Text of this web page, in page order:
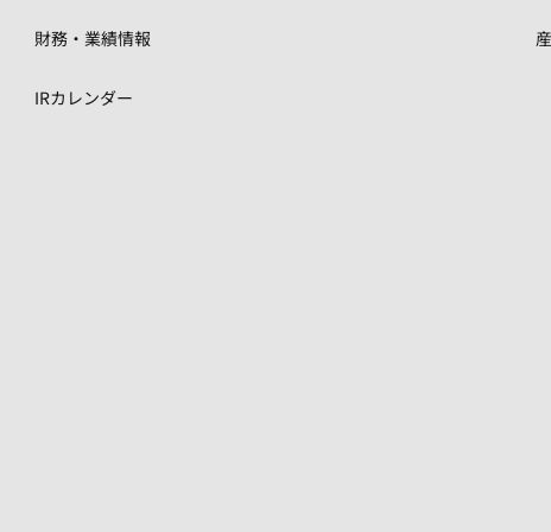
財務・業績情報
IRカレンダー